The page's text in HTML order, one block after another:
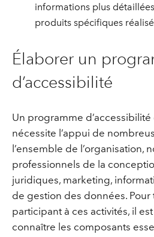
informations plus
produits spécifiques
Élaborer un
d’accessibilité
Un programme
nécessite l’appui de
l’ensemble de l’organisation,
professionnels de la
juridiques, marketing,
de gestion des données.
participant à ces activités, il
connaître les composants